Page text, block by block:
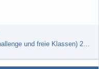
Race Night in Lauba (LRP Offroad Challenge und freie Klassen) 25/26.08